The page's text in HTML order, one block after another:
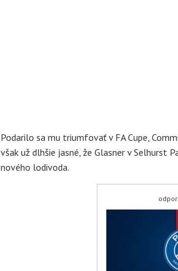
Podarilo sa mu triumfovať v FA Cupe,
však už dlhšie jasné, že Glasner v Selhurst
nového lodivoda.